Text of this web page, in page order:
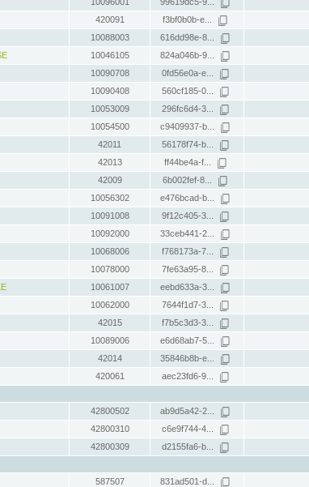
420091 f3bf0b0b-e...
10088003 616dd98e-8...
10046105 824a046b-9...
10090708 0fd56e0a-e...
10090408 560cf185-0...
10053009 296fc6d4-3...
10054500 c9409937-b...
42011 56178f74-b...
42013 ff44be4a-f...
42009 6b002fef-8...
10056302 e476bcad-b...
10091008 9f12c405-3...
10092000 33ceb441-2...
10068006 f768173a-7...
10078000 7fe63a95-8...
10061007 eebd633a-3...
10062000 7644f1d7-3...
42015 f7b5c3d3-3...
10089006 e6d68ab7-5...
42014 35846b8b-e...
420061 aec23fd6-9...
42800502 ab9d5a42-2...
42800310 c6e9f744-4...
42800309 d2155fa6-b...
587507 831ad501-d...